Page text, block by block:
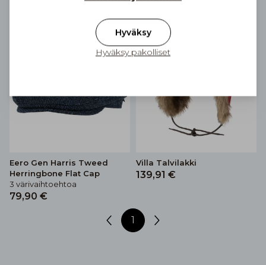
Eero Gen Harris Tweed
Herringbone Flat Cap
3 värivaihtoehtoa
79,90 €
Villa Talvilakki
139,91 €
1
Hyväksy
Hyväksy pakolliset